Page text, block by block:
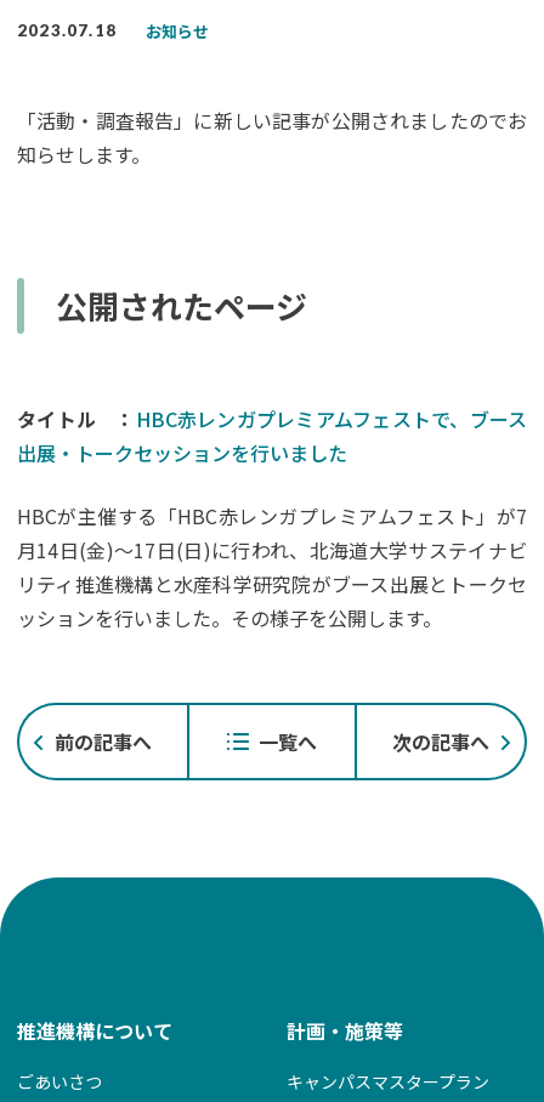
2023.07.18 お知らせ
「活動・調査報告」に新しい記事が公開されましたのでお
知らせします。
公開されたページ
タイトル ： HBC赤レンガプレミアムフェストで、ブース
出展・トークセッションを行いました
HBCが主催する「HBC赤レンガプレミアムフェスト」が7
月14日(金)～17日(日)に行われ、北海道大学サステイナビ
リティ推進機構と水産科学研究院がブース出展とトークセ
ッションを行いました。その様子を公開します。
稿
ナ
前の記事へ 一覧へ 次の記事へ
推進機構について
ごあいさつ
計画・施策等
キャンパスマスタープラン